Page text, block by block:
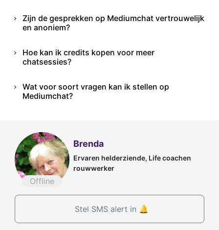
Zijn de gesprekken op Mediumchat vertrouwelijk
en anoniem?
Hoe kan ik credits kopen voor meer
chatsessies?
Wat voor soort vragen kan ik stellen op
Mediumchat?
Offline
Brenda
Ervaren helderziende, Life coachen
rouwwerker
Stel SMS alert in 🔔